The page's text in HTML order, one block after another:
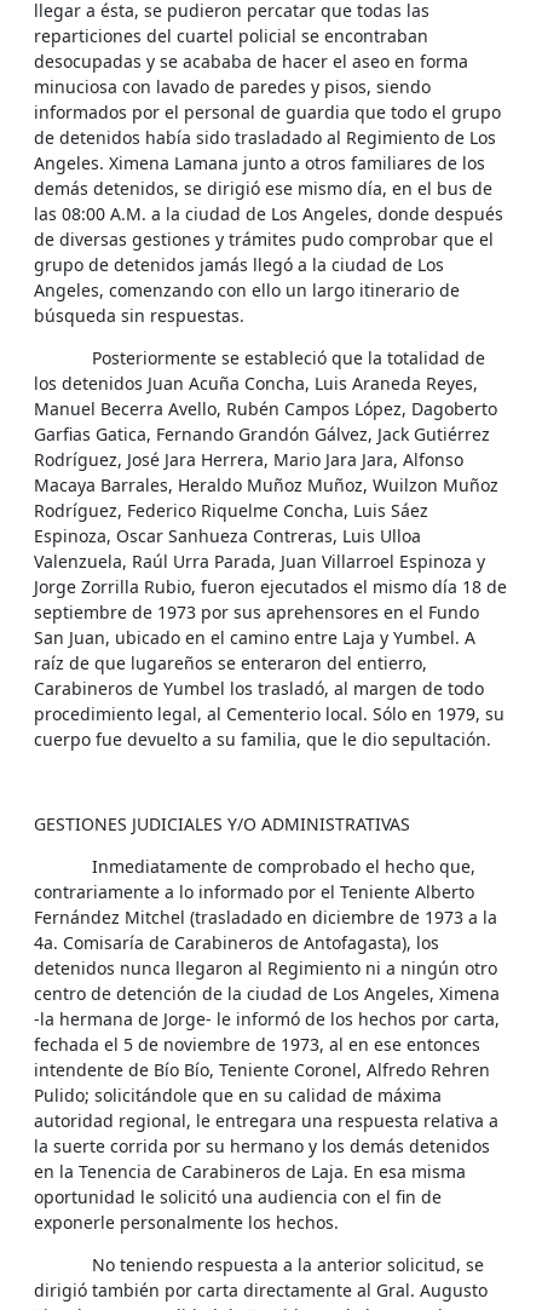
llegar a ésta, se pudieron percatar que todas las
reparticiones del cuartel policial se encontraban
desocupadas y se acababa de hacer el aseo en forma
minuciosa con lavado de paredes y pisos, siendo
informados por el personal de guardia que todo el grupo
de detenidos había sido trasladado al Regimiento de Los
Angeles. Ximena Lamana junto a otros familiares de los
demás detenidos, se dirigió ese mismo día, en el bus de
las 08:00 A.M. a la ciudad de Los Angeles, donde después
de diversas gestiones y trámites pudo comprobar que el
grupo de detenidos jamás llegó a la ciudad de Los
Angeles, comenzando con ello un largo itinerario de
búsqueda sin respuestas.
Posteriormente se estableció que la totalidad de
los detenidos Juan Acuña Concha, Luis Araneda Reyes,
Manuel Becerra Avello, Rubén Campos López, Dagoberto
Garfias Gatica, Fernando Grandón Gálvez, Jack Gutiérrez
Rodríguez, José Jara Herrera, Mario Jara Jara, Alfonso
Macaya Barrales, Heraldo Muñoz Muñoz, Wuilzon Muñoz
Rodríguez, Federico Riquelme Concha, Luis Sáez
Espinoza, Oscar Sanhueza Contreras, Luis Ulloa
Valenzuela, Raúl Urra Parada, Juan Villarroel Espinoza y
Jorge Zorrilla Rubio, fueron ejecutados el mismo día 18 de
septiembre de 1973 por sus aprehensores en el Fundo
San Juan, ubicado en el camino entre Laja y Yumbel. A
raíz de que lugareños se enteraron del entierro,
Carabineros de Yumbel los trasladó, al margen de todo
procedimiento legal, al Cementerio local. Sólo en 1979, su
cuerpo fue devuelto a su familia, que le dio sepultación.
GESTIONES JUDICIALES Y/O ADMINISTRATIVAS
Inmediatamente de comprobado el hecho que,
contrariamente a lo informado por el Teniente Alberto
Fernández Mitchel (trasladado en diciembre de 1973 a la
4a. Comisaría de Carabineros de Antofagasta), los
detenidos nunca llegaron al Regimiento ni a ningún otro
centro de detención de la ciudad de Los Angeles, Ximena
-la hermana de Jorge- le informó de los hechos por carta,
fechada el 5 de noviembre de 1973, al en ese entonces
intendente de Bío Bío, Teniente Coronel, Alfredo Rehren
Pulido; solicitándole que en su calidad de máxima
autoridad regional, le entregara una respuesta relativa a
la suerte corrida por su hermano y los demás detenidos
en la Tenencia de Carabineros de Laja. En esa misma
oportunidad le solicitó una audiencia con el fin de
exponerle personalmente los hechos.
No teniendo respuesta a la anterior solicitud, se
dirigió también por carta directamente al Gral. Augusto